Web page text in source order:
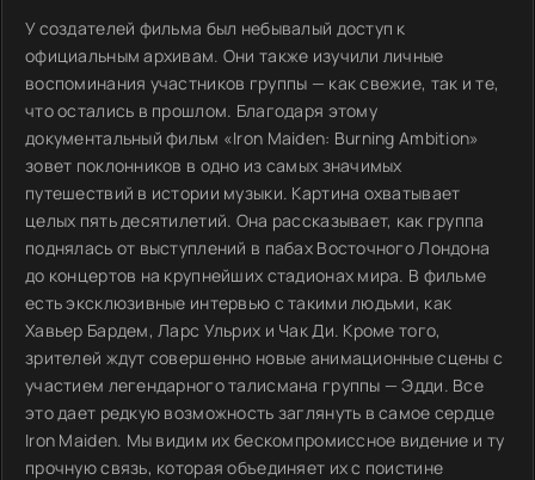
У создателей фильма был небывалый доступ к
официальным архивам. Они также изучили личные
воспоминания участников группы — как свежие, так и те,
что остались в прошлом. Благодаря этому
документальный фильм «Iron Maiden: Burning Ambition»
зовет поклонников в одно из самых значимых
путешествий в истории музыки. Картина охватывает
целых пять десятилетий. Она рассказывает, как группа
поднялась от выступлений в пабах Восточного Лондона
до концертов на крупнейших стадионах мира. В фильме
есть эксклюзивные интервью с такими людьми, как
Хавьер Бардем, Ларс Ульрих и Чак Ди. Кроме того,
зрителей ждут совершенно новые анимационные сцены с
участием легендарного талисмана группы — Эдди. Все
это дает редкую возможность заглянуть в самое сердце
Iron Maiden. Мы видим их бескомпромиссное видение и ту
прочную связь, которая объединяет их с поистине